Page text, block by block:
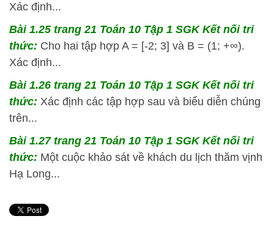
Xác định...
Bài 1.25 trang 21 Toán 10 Tập 1 SGK Kết nối tri
thức: Cho hai tập hợp A = [-2; 3] và B = (1; +∞).
Xác định...
Bài 1.26 trang 21 Toán 10 Tập 1 SGK Kết nối tri
thức: Xác định các tập hợp sau và biểu diễn chúng
trên...
Bài 1.27 trang 21 Toán 10 Tập 1 SGK Kết nối tri
thức: Một cuộc khảo sát về khách du lịch thăm vịnh
Hạ Long...